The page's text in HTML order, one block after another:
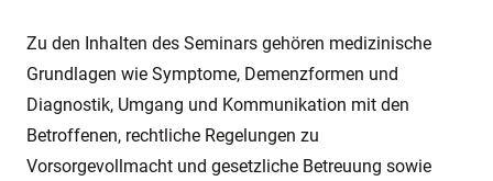
Zu den Inhalten des Seminars gehören medizinische
Grundlagen wie Symptome, Demenzformen und
Diagnostik, Umgang und Kommunikation mit den
Betroffenen, rechtliche Regelungen zu
Vorsorgevollmacht und gesetzliche Betreuung sowie